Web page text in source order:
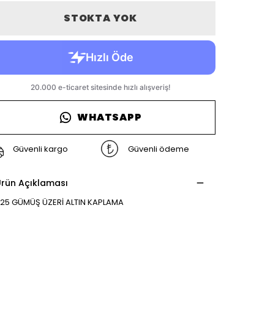
STOKTA YOK
WHATSAPP
Güvenli kargo Güvenli ödeme
Açıklaması
GÜMÜŞ ÜZERİ ALTIN KAPLAMA